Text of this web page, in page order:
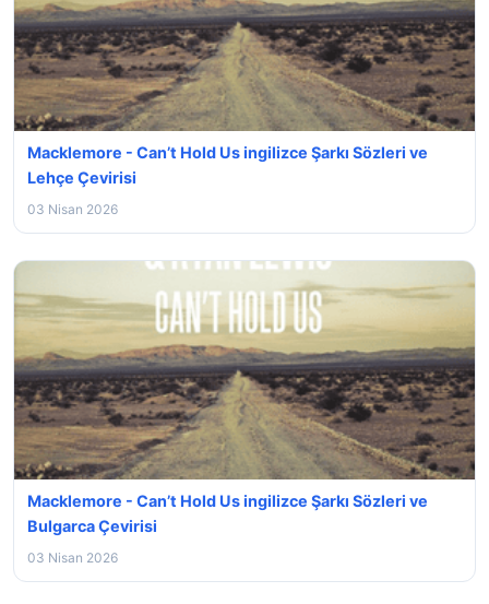
Macklemore - Can’t Hold Us ingilizce Şarkı Sözleri ve
Lehçe Çevirisi
03 Nisan 2026
Macklemore - Can’t Hold Us ingilizce Şarkı Sözleri ve
Bulgarca Çevirisi
03 Nisan 2026